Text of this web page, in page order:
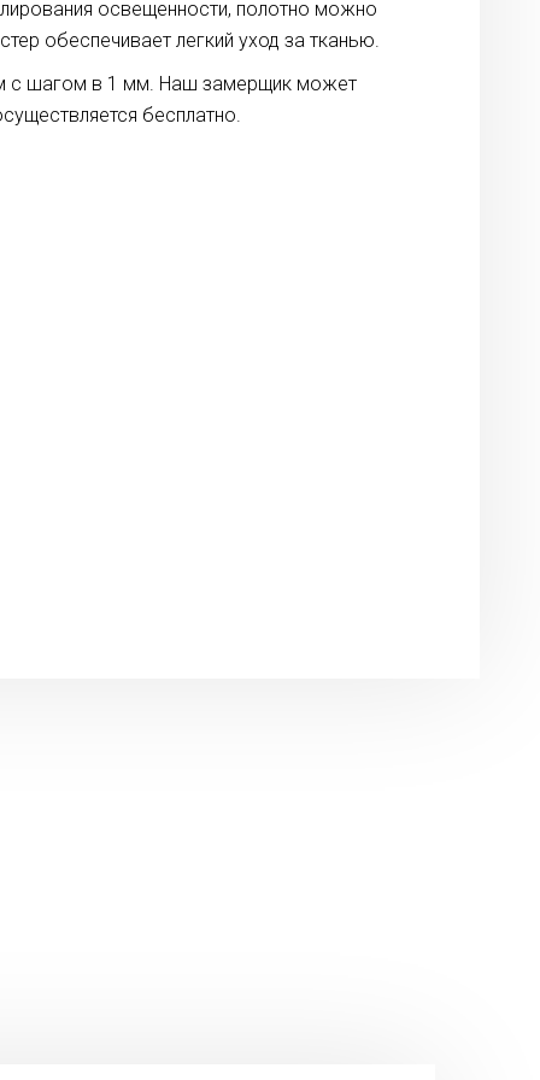
освещенности, полотно можно
обеспечивает легкий уход за тканью.
с шагом в 1 мм. Наш замерщик может
бесплатно.